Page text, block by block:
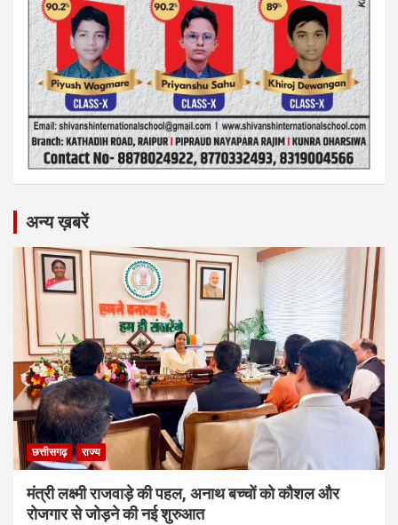
अन्य ख़बरें
छत्तीसगढ़ राज्य
मंत्री लक्ष्मी राजवाड़े की पहल, अनाथ बच्चों को कौशल और
रोजगार से जोड़ने की नई शुरुआत